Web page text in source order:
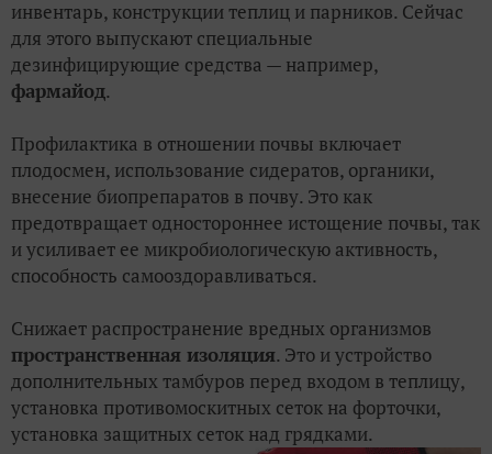
инвентарь, конструкции теплиц и парников. Сейчас
для этого выпускают специальные
дезинфицирующие средства — например,
фармайод.
Профилактика в отношении почвы включает
плодосмен, использование сидератов, органики,
внесение биопрепаратов в почву. Это как
предотвращает одностороннее истощение почвы, так
и усиливает ее микробиологическую активность,
способность самооздоравливаться.
Снижает распространение вредных организмов
пространственная изоляция. Это и устройство
дополнительных тамбуров перед входом в теплицу,
установка противомоскитных сеток на форточки,
установка защитных сеток над грядками.